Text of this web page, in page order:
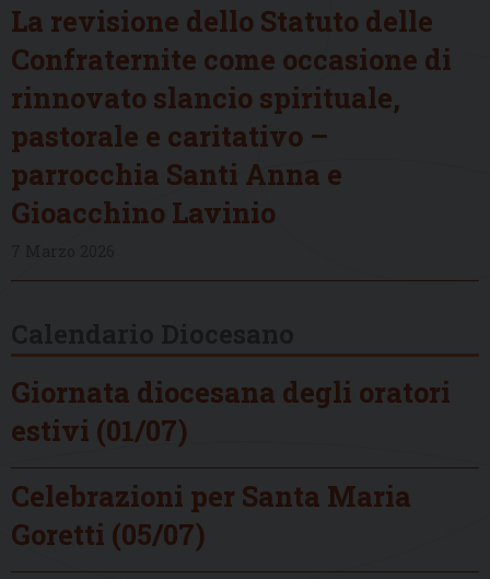
La revisione dello Statuto delle
Confraternite come occasione di
rinnovato slancio spirituale,
pastorale e caritativo –
parrocchia Santi Anna e
Gioacchino Lavinio
Giornata diocesana degli oratori
estivi (01/07)
Celebrazioni per Santa Maria
Goretti (05/07)